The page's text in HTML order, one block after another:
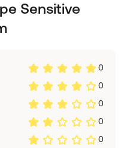
Sensitive
0
0
0
0
0